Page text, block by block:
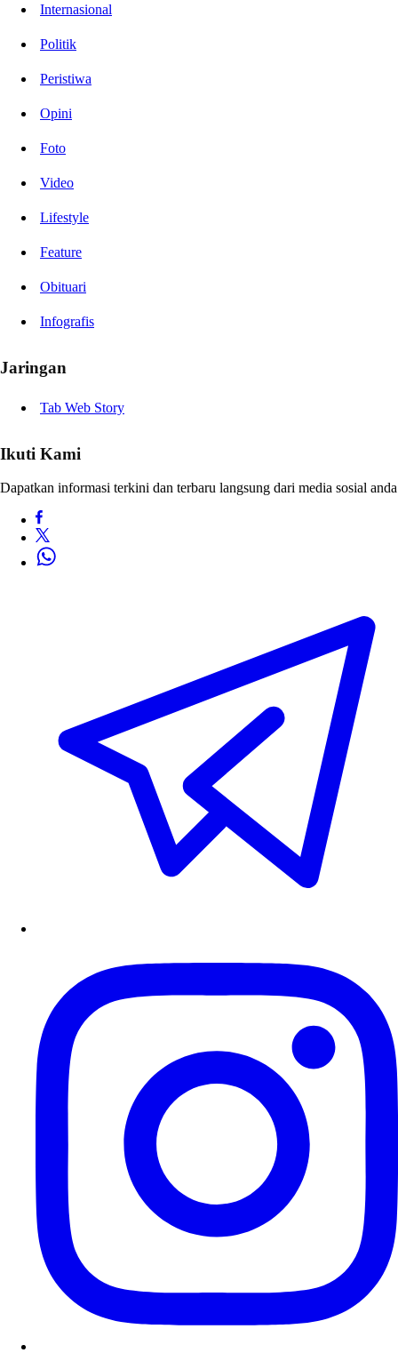
Internasional
Politik
Peristiwa
Opini
Foto
Video
Lifestyle
Feature
Obituari
Infografis
Jaringan
Tab Web Story
Ikuti Kami
Dapatkan informasi terkini dan terbaru langsung dari media sosial anda